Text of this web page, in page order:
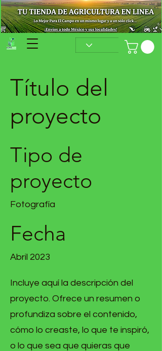
Título del
proyecto
Tipo de
proyecto
Fotografía
Fecha
Abril 2023
Incluye aquí la descripción del
proyecto. Ofrece un resumen o
profundiza sobre el contenido,
cómo lo creaste, lo que te inspiró,
o lo que sea que quieras que